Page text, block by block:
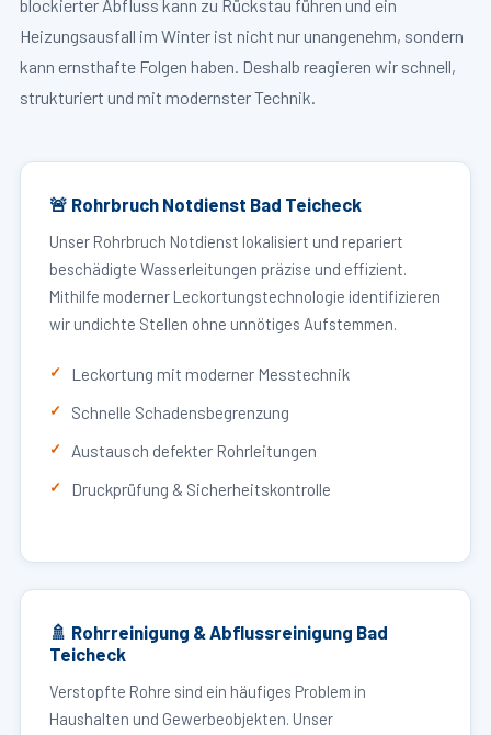
blockierter Abfluss kann zu Rückstau führen und ein
Heizungsausfall im Winter ist nicht nur unangenehm, sondern
kann ernsthafte Folgen haben. Deshalb reagieren wir schnell,
strukturiert und mit modernster Technik.
🚨 Rohrbruch Notdienst Bad Teicheck
Unser Rohrbruch Notdienst lokalisiert und repariert
beschädigte Wasserleitungen präzise und effizient.
Mithilfe moderner Leckortungstechnologie identifizieren
wir undichte Stellen ohne unnötiges Aufstemmen.
Leckortung mit moderner Messtechnik
Schnelle Schadensbegrenzung
Austausch defekter Rohrleitungen
Druckprüfung & Sicherheitskontrolle
🚿 Rohrreinigung & Abflussreinigung Bad
Teicheck
Verstopfte Rohre sind ein häufiges Problem in
Haushalten und Gewerbeobjekten. Unser